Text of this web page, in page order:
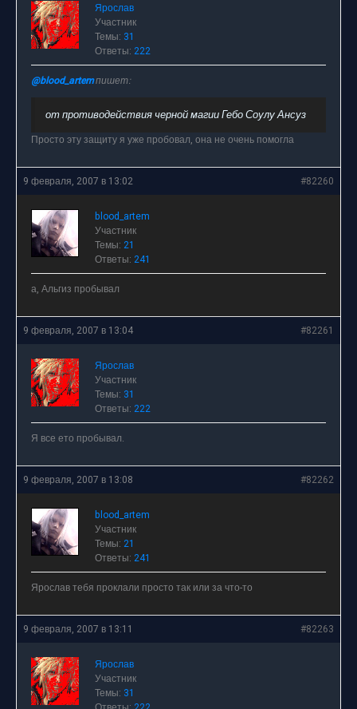
Ярослав
Участник
Темы: 31
Ответы: 222
@blood_artemпишет:
от противодействия черной магии Гебо Соулу Ансуз
Просто эту защиту я уже пробовал, она не очень помогла
9 февраля, 2007 в 13:02 #82260
blood_artem
Участник
Темы: 21
Ответы: 241
а, Альгиз пробывал
9 февраля, 2007 в 13:04 #82261
Ярослав
Участник
Темы: 31
Ответы: 222
Я все ето пробывал.
9 февраля, 2007 в 13:08 #82262
blood_artem
Участник
Темы: 21
Ответы: 241
Ярослав тебя проклали просто так или за что-то
9 февраля, 2007 в 13:11 #82263
Ярослав
Участник
Темы: 31